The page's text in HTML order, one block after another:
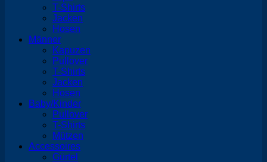
T-Shirts
Jacken
Hosen
Männer
Kapuzen
Pullover
T-Shirts
Jacken
Hosen
Baby/Kinder
Pullover
T-Shirts
Mützen
Accessoires
Gürtel